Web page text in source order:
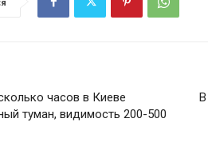
часов в Киеве
туман, видимость 200-500